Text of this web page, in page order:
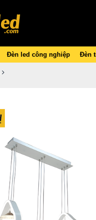
Đèn led công nghiệp Đèn